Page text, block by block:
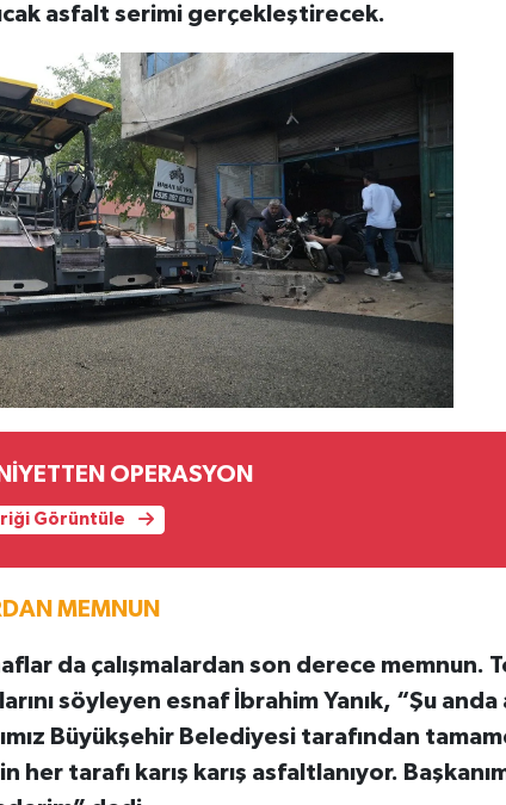
asfalt serimi gerçekleştirecek.
OPERASYON
Görüntüle
MEMNUN
da çalışmalardan son derece memnun.
söyleyen esnaf İbrahim Yanık, “Şu anda
Büyükşehir Belediyesi tarafından
tarafı karış karış asfaltlanıyor.